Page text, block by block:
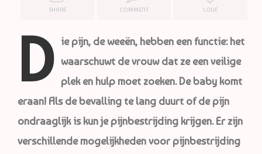
SHARE COMMENT LOVE
D ie pijn, de weeën, hebben een functie: het
waarschuwt de vrouw dat ze een veilige
plek en hulp moet zoeken. De baby komt
eraan! Als de bevalling te lang duurt of de pijn
ondraaglijk is kun je pijnbestrijding krijgen. Er zijn
verschillende mogelijkheden voor pijnbestrijding